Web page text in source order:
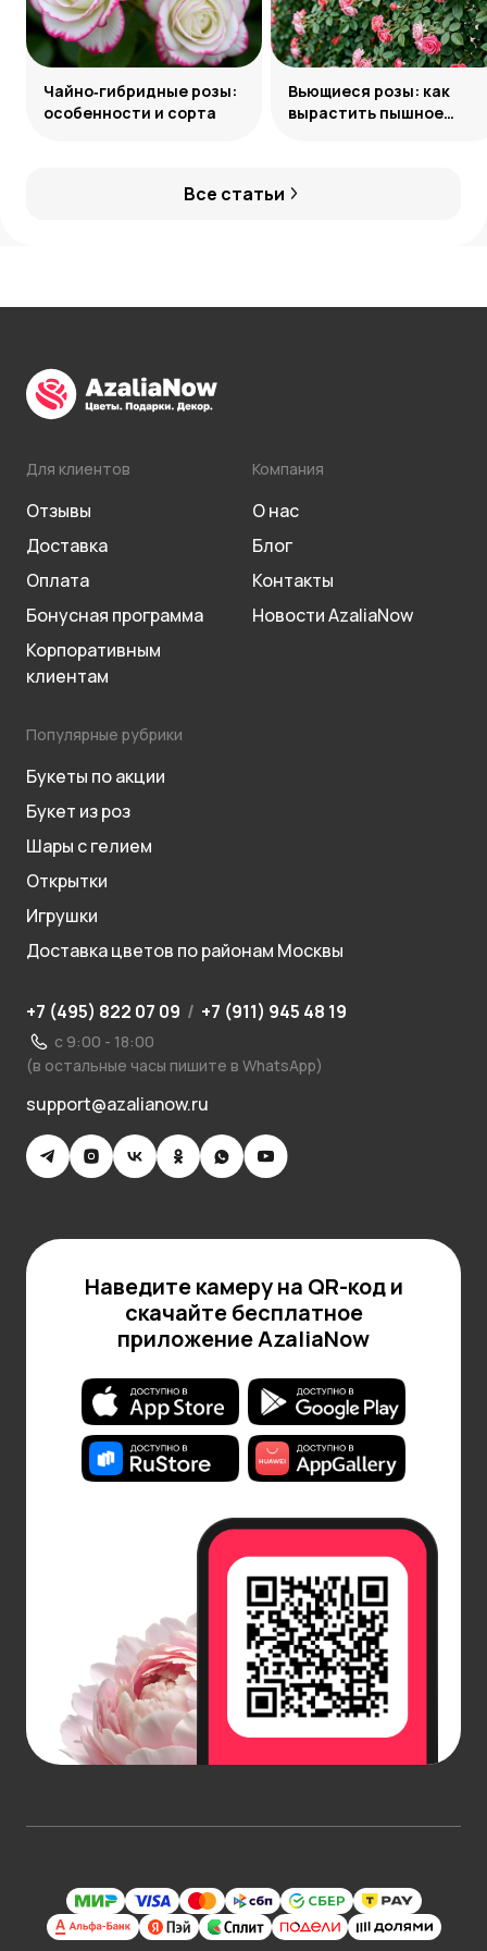
Все статьи
Чайно‑гибридные розы:
особенности и сорта
Вьющиеся розы: как
вырастить пышное
Для клиентов
Отзывы
Доставка
Оплата
Бонусная программа
Корпоративным
клиентам
Компания
О нас
Блог
Контакты
Новости AzaliaNow
Популярные рубрики
Букеты по акции
Букет из роз
Шары с гелием
Открытки
Игрушки
Доставка цветов по районам Москвы
+7 (495) 822 07 09 / +7 (911) 945 48 19
с 9:00 - 18:00
(в остальные часы пишите в WhatsApp)
support@azalianow.ru
Наведите камеру на QR-код и
скачайте бесплатное
приложение AzaliaNow